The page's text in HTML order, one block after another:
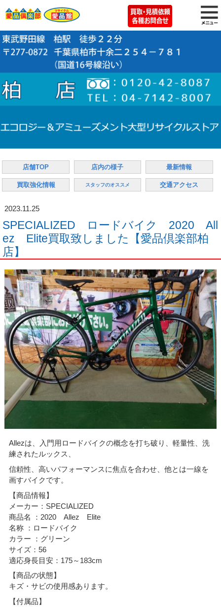
店舗TOP 店内の様子 最新情報
買取強化情報 スタッフのオススメ 交通アクセス
2023.11.25
SPECIALIZED ロードバイク 2020 All
ez Elite買取致しました【愛品倶楽部柏
店】
Allezは、入門用ロードバイクの概念を打ち破り、軽量性、洗
練されたルックス、
信頼性、高いパフォーマンスに焦点を合わせ、他とは一線を
画すバイクです。
【商品情報】
メーカー：SPECIALIZED
商品名 ：2020 Allez Elite
名称 ：ロードバイク
カラー ：グリーン
サイズ：56
適応身長目安：175～183cm
【商品の状態】
キズ・サビの使用感あります。
【付属品】